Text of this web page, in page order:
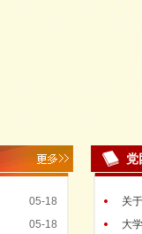
05-18
05-18
党
关
大